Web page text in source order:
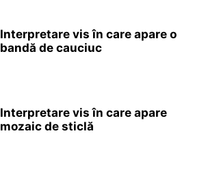
Interpretare vis în care apare o
bandă de cauciuc
Interpretare vis în care apare
mozaic de sticlă